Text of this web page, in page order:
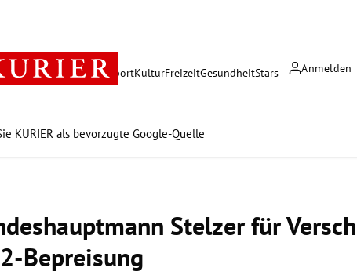
Anmelden
PolitikWirtschaft SportKulturFreizeitGesundheitStars
KURIER als bevorzugte Google-Quelle
Stelzer für
Bepreisung